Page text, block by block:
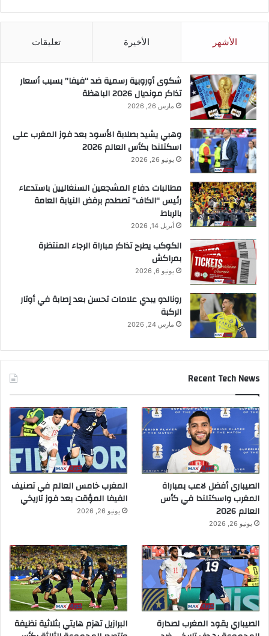
الأشهر الأخيرة تعليقات
شكوى أوروبية رسمية ضد “فيفا” بسبب أسعار
تذاكر مونديال 2026 الباهظة
مارس 26, 2026
وهبي يشيد بصلابة الأسود بعد فوز المغرب على
اسكتلندا بكأس العالم 2026
يونيو 26, 2026
مطالبات دفاع المشجعين السنغاليين باستدعاء
رئيس “الكاف” تصطدم برفض النيابة العامة
بالرباط
أبريل 14, 2026
الكوكب يطرح تذاكر مباراة الرجاء المنتظرة
بمراكش
يونيو 6, 2026
رونالدو يبدي علامات تحسن بعد إصابة في أوتار
الركبة
مارس 24, 2026
Recent Tech News
الصيباري أفضل لاعب بمباراة
المغرب واسكتلندا في كأس
العالم 2026
يونيو 26, 2026
المغرب خامس العالم في تصنيف
الفيفا المؤقت بعد فوز تاريخي
يونيو 26, 2026
الصيباري يقود المغرب لصدارة
البرازيل تهزم هايتي بثلاثية نظيفة